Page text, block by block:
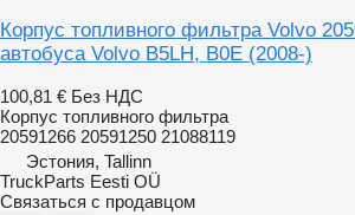
Корпус топливного фильтра Volvo
автобуса Volvo B5LH, B0E (2008-)
100,81 € Без НДС
Корпус топливного фильтра
20591266 20591250 21088119
Эстония, Tallinn
TruckParts Eesti OÜ
Связаться с продавцом